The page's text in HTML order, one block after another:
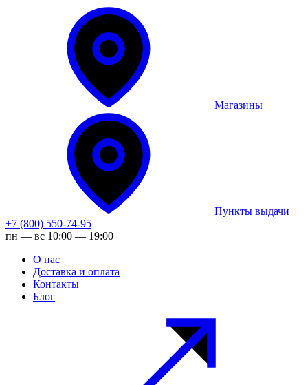
Магазины
Пункты выдачи
+7 (800) 550-74-95
пн — вс 10:00 — 19:00
О нас
Доставка и оплата
Контакты
Блог